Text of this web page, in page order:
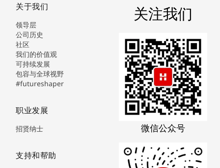
关于我们
领导层
公司历史
社区
我们的价值观
可持续发展
包容与全球视野
#futureshaper
职业发展
招贤纳士
支持和帮助
关注我们
微信公众号